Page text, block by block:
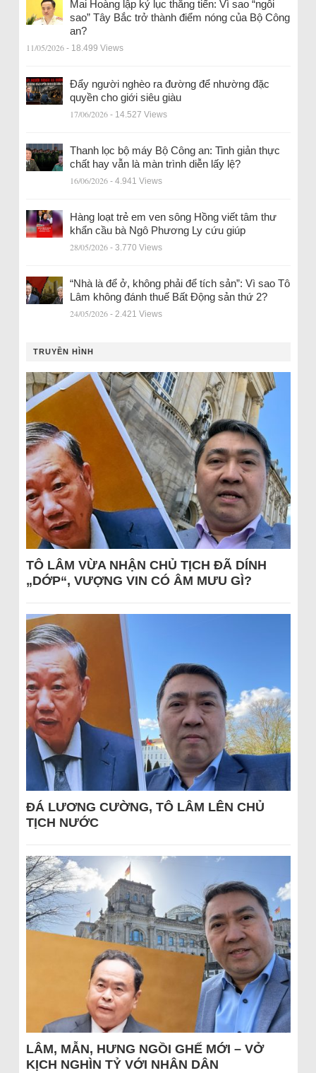
Mai Hoàng lập kỷ lục thăng tiến: Vì sao “ngôi
sao” Tây Bắc trở thành điểm nóng của Bộ Công
an?
11/05/2026 - 18.499 Views
Đẩy người nghèo ra đường để nhường đặc
quyền cho giới siêu giàu
17/06/2026 - 14.527 Views
Thanh lọc bộ máy Bộ Công an: Tinh giản thực
chất hay vẫn là màn trình diễn lấy lệ?
16/06/2026 - 4.941 Views
Hàng loạt trẻ em ven sông Hồng viết tâm thư
khẩn cầu bà Ngô Phương Ly cứu giúp
28/05/2026 - 3.770 Views
“Nhà là để ở, không phải để tích sản”: Vì sao Tô
Lâm không đánh thuế Bất Động sản thứ 2?
24/05/2026 - 2.421 Views
TRUYỀN HÌNH
TÔ LÂM VỪA NHẬN CHỦ TỊCH ĐÃ DÍNH
„DỚP“, VƯỢNG VIN CÓ ÂM MƯU GÌ?
ĐÁ LƯƠNG CƯỜNG, TÔ LÂM LÊN CHỦ
TỊCH NƯỚC
LÂM, MẪN, HƯNG NGỒI GHẾ MỚI – VỞ
KỊCH NGHÌN TỶ VỚI NHÂN DÂN